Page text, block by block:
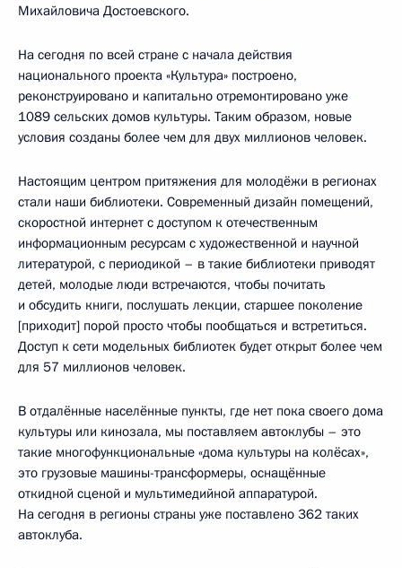
Михайловича Достоевского.
На сегодня по всей стране с начала действия
национального проекта «Культура» построено,
реконструировано и капитально отремонтировано уже
1089 сельских домов культуры. Таким образом, новые
условия созданы более чем для двух миллионов человек.
Настоящим центром притяжения для молодёжи в регионах
стали наши библиотеки. Современный дизайн помещений,
скоростной интернет с доступом к отечественным
информационным ресурсам с художественной и научной
литературой, с периодикой – в такие библиотеки приводят
детей, молодые люди встречаются, чтобы почитать
и обсудить книги, послушать лекции, старшее поколение
[приходит] порой просто чтобы пообщаться и встретиться.
Доступ к сети модельных библиотек будет открыт более чем
для 57 миллионов человек.
В отдалённые населённые пункты, где нет пока своего дома
культуры или кинозала, мы поставляем автоклубы – это
такие многофункциональные «дома культуры на колёсах»,
это грузовые машины-трансформеры, оснащённые
откидной сценой и мультимедийной аппаратурой.
На сегодня в регионы страны уже поставлено 362 таких
автоклуба.